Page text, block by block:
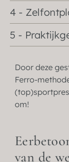
4 -
5 -
Door deze
Ferro-
om!
van de